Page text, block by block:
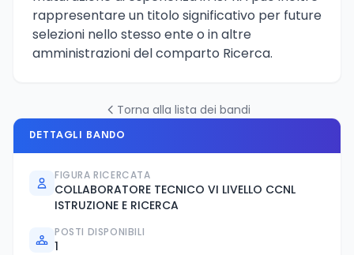
rappresentare un titolo significativo per future
selezioni nello stesso ente o in altre
amministrazioni del comparto Ricerca.
Torna alla lista dei bandi
DETTAGLI BANDO
FIGURA RICERCATA
COLLABORATORE TECNICO VI LIVELLO CCNL
ISTRUZIONE E RICERCA
POSTI DISPONIBILI
1